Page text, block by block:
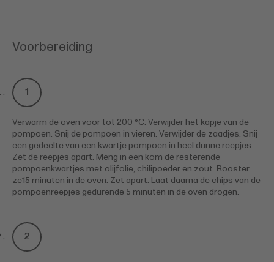
Voorbereiding
Verwarm de oven voor tot 200 °C. Verwijder het kapje van de
pompoen. Snij de pompoen in vieren. Verwijder de zaadjes. Snij
een gedeelte van een kwartje pompoen in heel dunne reepjes.
Zet de reepjes apart. Meng in een kom de resterende
pompoenkwartjes met olijfolie, chilipoeder en zout. Rooster
ze15 minuten in de oven. Zet apart. Laat daarna de chips van de
pompoenreepjes gedurende 5 minuten in de oven drogen.